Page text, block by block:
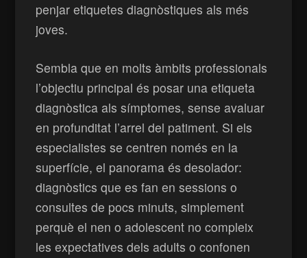
penjar etiquetes diagnòstiques als més
joves.
Sembla que en molts àmbits professionals
l’objectiu principal és posar una etiqueta
diagnòstica als símptomes, sense avaluar
en profunditat l’arrel del patiment. Si els
especialistes se centren només en la
superfície, el panorama és desolador:
diagnòstics que es fan en sessions o
consultes de pocs minuts, simplement
perquè el nen o adolescent no compleix
les expectatives dels adults o confonen